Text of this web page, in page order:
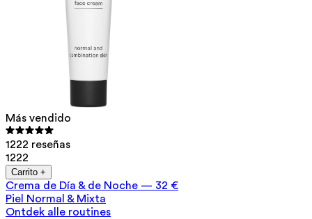
Más vendido
1222 reseñas
1222
Carrito +
Crema de Día & de Noche — 32 €
Piel Normal & Mixta
Ontdek alle routines